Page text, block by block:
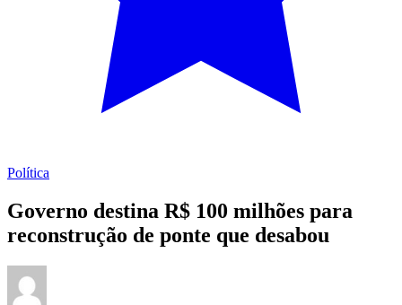
Política
Governo destina R$ 100 milhões para
reconstrução de ponte que desabou